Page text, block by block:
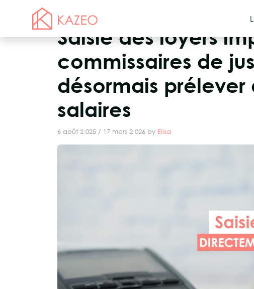
Saisie des loyers
commissaires de
désormais prélever
salaires
6 août 2 025 / 17 mars 2 026 by Elisa